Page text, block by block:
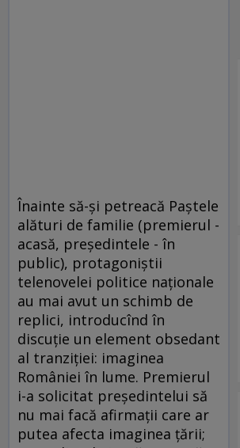
Înainte să-şi petreacă Paştele
alături de familie (premierul -
acasă, preşedintele - în
public), protagoniştii
telenovelei politice naţionale
au mai avut un schimb de
replici, introducînd în
discuţie un element obsedant
al tranziţiei: imaginea
României în lume. Premierul
i-a solicitat preşedintelui să
nu mai facă afirmaţii care ar
putea afecta imaginea ţării;